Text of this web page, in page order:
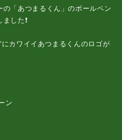
の「あつまるくん」のボールペン
した❗️
カワイイあつまるくんのロゴが
ン